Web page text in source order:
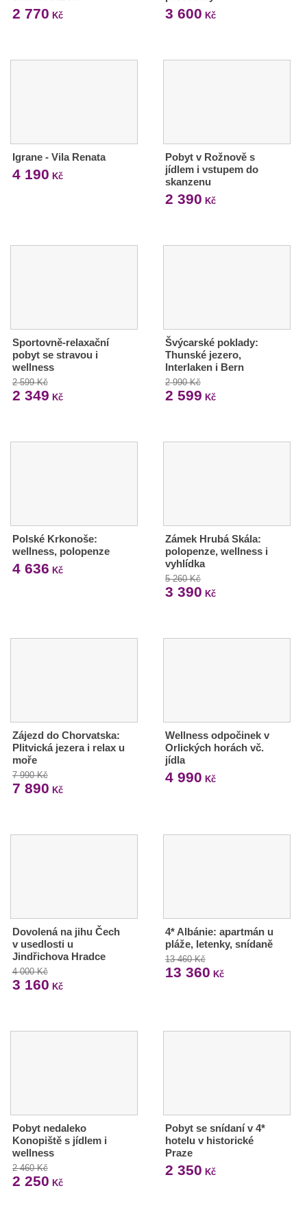
2 770 Kč 3 600 Kč
Igrane - Vila Renata
4 190 Kč
Pobyt v Rožnově s
jídlem i vstupem do
skanzenu
2 390 Kč
Sportovně-relaxační
pobyt se stravou i
wellness
2 599 Kč
2 349 Kč
Švýcarské poklady:
Thunské jezero,
Interlaken i Bern
2 990 Kč
2 599 Kč
Polské Krkonoše:
wellness, polopenze
4 636 Kč
Zámek Hrubá Skála:
polopenze, wellness i
vyhlídka
5 260 Kč
3 390 Kč
Zájezd do Chorvatska:
Plitvická jezera i relax u
moře
7 990 Kč
7 890 Kč
Wellness odpočinek v
Orlických horách vč.
jídla
4 990 Kč
Dovolená na jihu Čech
v usedlosti u
Jindřichova Hradce
4 000 Kč
3 160 Kč
4* Albánie: apartmán u
pláže, letenky, snídaně
13 460 Kč
13 360 Kč
Pobyt nedaleko
Konopiště s jídlem i
wellness
2 460 Kč
2 250 Kč
Pobyt se snídaní v 4*
hotelu v historické
Praze
2 350 Kč